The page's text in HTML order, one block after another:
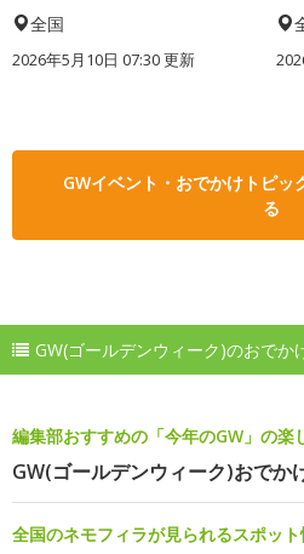
全国
2026年5月10日 07:30 更新
GWイベント・おでかけトピッ
る
GW(ゴールデンウィーク)のおでか
編集部おすすめの「今年のGW」の楽
GW(ゴールデンウィーク)おでか
全国のネモフィラが見られるスポッ